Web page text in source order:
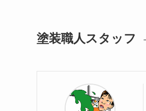
塗装職人スタッフ